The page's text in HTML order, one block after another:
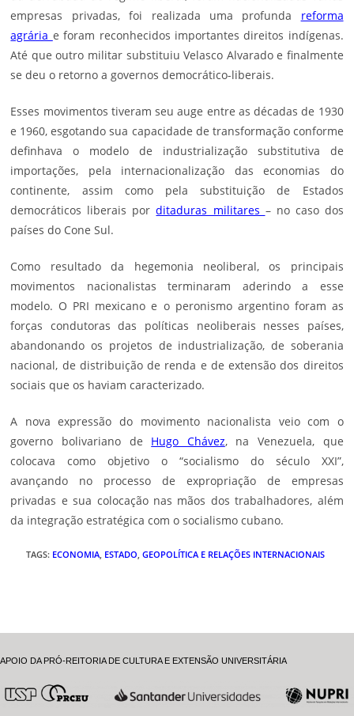
empresas privadas, foi realizada uma profunda reforma
agrária e foram reconhecidos importantes direitos indígenas.
Até que outro militar substituiu Velasco Alvarado e finalmente
se deu o retorno a governos democrático-liberais.
Esses movimentos tiveram seu auge entre as décadas de 1930
e 1960, esgotando sua capacidade de transformação conforme
definhava o modelo de industrialização substitutiva de
importações, pela internacionalização das economias do
continente, assim como pela substituição de Estados
democráticos liberais porditaduras militares – no caso dos
países do Cone Sul.
Como resultado da hegemonia neoliberal, os principais
movimentos nacionalistas terminaram aderindo a esse
modelo. O PRI mexicano e o peronismo argentino foram as
forças condutoras das políticas neoliberais nesses países,
abandonando os projetos de industrialização, de soberania
nacional, de distribuição de renda e de extensão dos direitos
sociais que os haviam caracterizado.
A nova expressão do movimento nacionalista veio com o
governo bolivariano de Hugo Chávez, na Venezuela, que
colocava como objetivo o “socialismo do século XXI”,
avançando no processo de expropriação de empresas
privadas e sua colocação nas mãos dos trabalhadores, além
da integração estratégica com o socialismo cubano.
TAGS: ECONOMIA ESTADO GEOPOLÍTICA E RELAÇÕES INTERNACIONAIS
APOIO DA PRÓ-REITORIA DE CULTURA E EXTENSÃO UNIVERSITÁRIA